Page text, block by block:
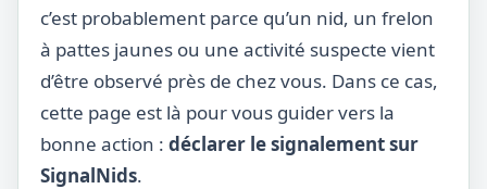
c’est probablement parce qu’un nid, un frelon
à pattes jaunes ou une activité suspecte vient
d’être observé près de chez vous. Dans ce cas,
cette page est là pour vous guider vers la
bonne action : déclarer le signalement sur
SignalNids.